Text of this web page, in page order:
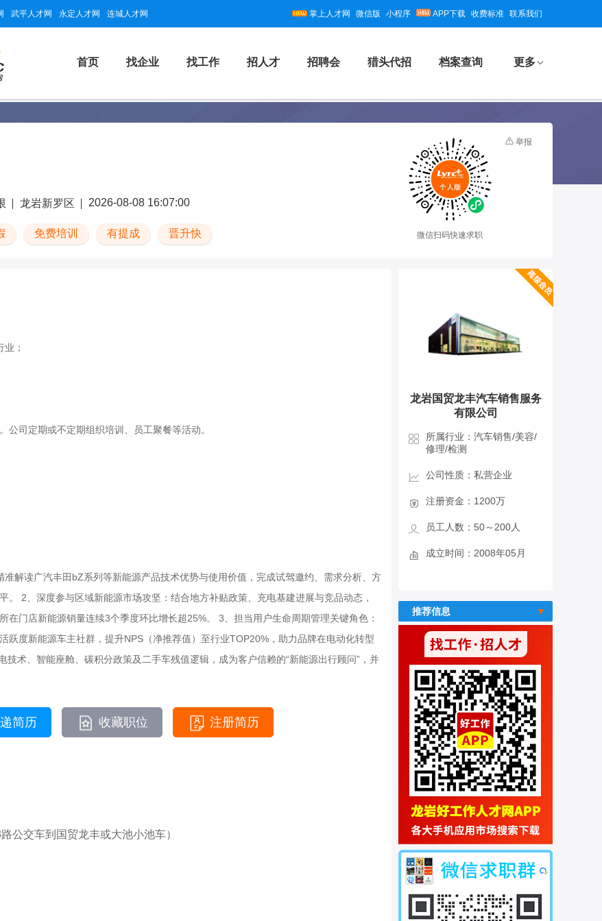
武平人才网 永定人才网 连城人才网 掌上人才网 微信版 小程序 APP下载 收费标准 联系我们
首页 找企业 找工作 招人才 招聘会 猎头代招 档案查询 更多
龙岩新罗区 2026-08-08 16:07:00
免费培训 有提成 晋升快 微信扫码快速求职
举报
；
司定期或不定期组织培训、员工聚餐等活动。
解读广汽丰田bZ系列等新能源产品技术优势与使用价值，完成试驾邀约、需求分析、方
2、深度参与区域新能源市场攻坚：结合地方补贴政策、充电基建进展与竞品动态，
门店新能源销量连续3个季度环比增长超25%。 3、担当用户生命周期管理关键角色：
跃度新能源车主社群，提升NPS（净推荐值）至行业TOP20%，助力品牌在电动化转型
术、智能座舱、碳积分政策及二手车残值逻辑，成为客户信赖的“新能源出行顾问”，并
简历 收藏职位 注册简历
公交车到国贸龙丰或大池小池车）
龙岩国贸龙丰汽车销售服务
有限公司
所属行业：汽车销售/美容/
修理/检测
公司性质：私营企业
注册资金：1200万
员工人数：50～200人
成立时间：2008年05月
推荐信息